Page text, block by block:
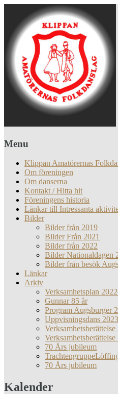
Menu
Klippan Amatörernas
Om föreningen
Om danserna
Kontakt / Hitta hit
Föreningens historia
Länkar till Intressanta
Bilder
Bilder från 2019
Bilder Från 2021
Bilder från 2022
Bilder Nationaldagen
Bilder från besök
Länkar
Arkiv
Verksamhetsplan
Gunnar 85 år
Program Augsburger
Uppvisningsdans 2023
Verksamhetsberättelse
Verksamhetsberättelse
70 Års jubileum
70 Års jubileum
Kalender